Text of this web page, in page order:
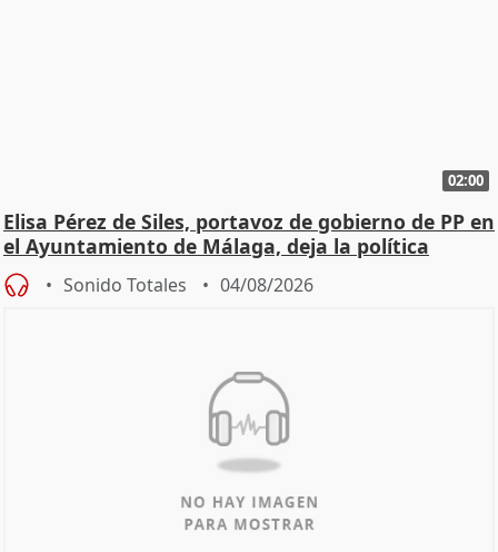
02:00
Elisa Pérez de Siles, portavoz de gobierno de PP en
el Ayuntamiento de Málaga, deja la política
Sonido Totales 04/08/2026